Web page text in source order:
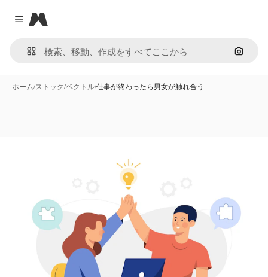
Close menu
Magnific
画像で
ホーム/ストック/ベクトル/仕事が終わったら男女が触れ合う